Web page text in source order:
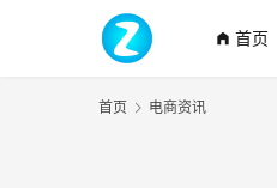
home_filled 首页
首页 电商资讯